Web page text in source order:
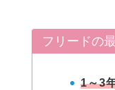
フリードの
1～3